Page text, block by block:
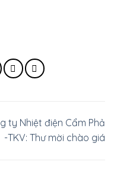
ty Nhiệt điện Cẩm Phả
-TKV: Thư mời chào giá